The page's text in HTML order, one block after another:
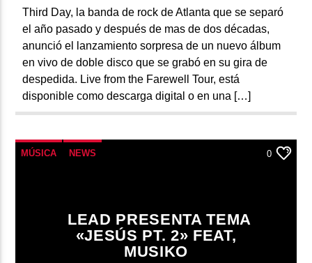
Third Day, la banda de rock de Atlanta que se separó
el año pasado y después de mas de dos décadas,
anunció el lanzamiento sorpresa de un nuevo álbum
en vivo de doble disco que se grabó en su gira de
despedida. Live from the Farewell Tour, está
disponible como descarga digital o en una […]
MÚSICA NEWS 0
LEAD PRESENTA TEMA
«JESÚS PT. 2» FEAT,
MUSIKO